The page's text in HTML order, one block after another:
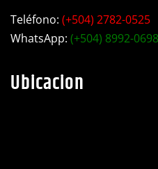
Teléfono: (+504) 2782-0525
WhatsApp: (+504) 8992-0698
Ubicacion